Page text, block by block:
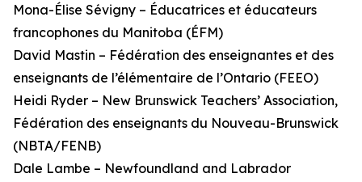
Mona-Élise Sévigny – Éducatrices et éducateurs
francophones du Manitoba (ÉFM)
David Mastin – Fédération des enseignantes et des
enseignants de l’élémentaire de l’Ontario (FEEO)
Heidi Ryder – New Brunswick Teachers’ Association,
Fédération des enseignants du Nouveau-Brunswick
(NBTA/FENB)
Dale Lambe – Newfoundland and Labrador